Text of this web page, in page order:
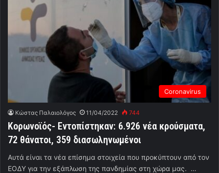
Coronavirus
Κώστας Παλαιολόγος 11/04/2022 744
Κορωνοϊός- Εντοπίστηκαν: 6.926 νέα κρούσματα,
72 θάνατοι, 359 διασωληνωμένοι
Αυτά είναι τα νέα επίσημα στοιχεία που προκύπτουν από τον
ΕΟΔΥ για την εξάπλωση της πανδημίας στη χώρα μας. …